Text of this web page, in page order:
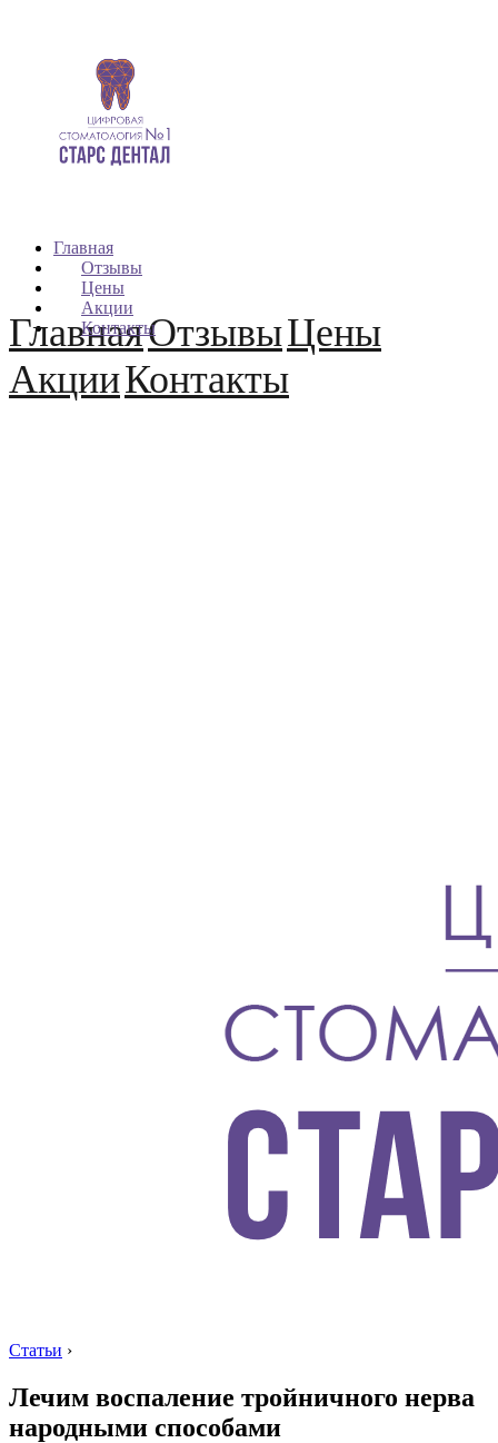
Главная
Отзывы
Цены
Акции
Контакты
ГлавнаяОтзывыЦены
АкцииКонтакты
Статьи ›
Лечим воспаление тройничного нерва
народными способами